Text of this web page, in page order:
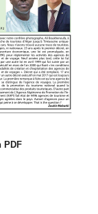
PDF